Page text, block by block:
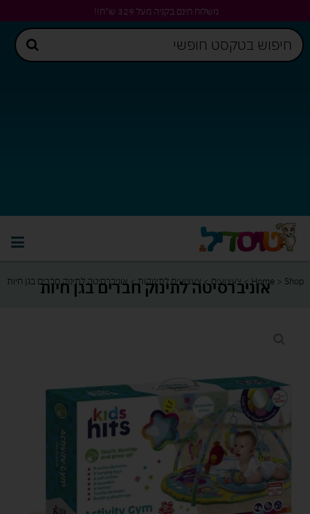
משלוח חינם בקניה מעל 329 ש"ח!!
Home > Shop
>צעצועים>צעצועים לתינוקות>אוניברסיטה לתינוק חברים בגן חיות
אוניברסיטה לתינוק חברים בגן חיות